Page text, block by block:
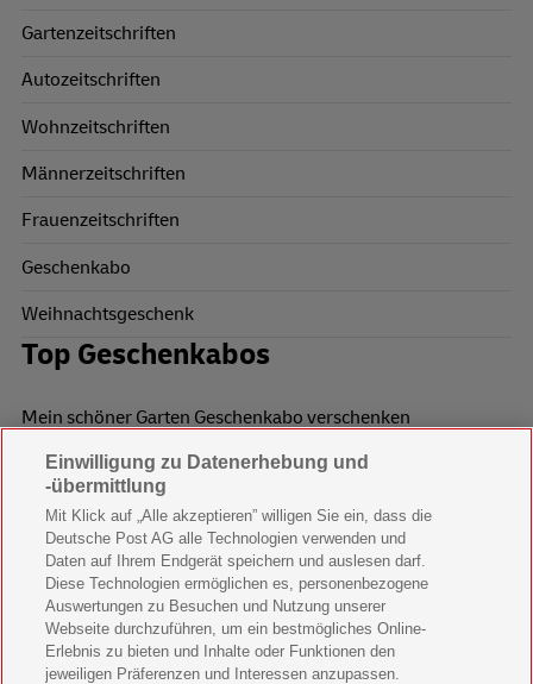
Gartenzeitschriften
Autozeitschriften
Wohnzeitschriften
Männerzeitschriften
Frauenzeitschriften
Geschenkabo
Weihnachtsgeschenk
Top Geschenkabos
Mein schöner Garten Geschenkabo verschenken
Wohnen & Garten Geschenkabo verschenken
Mein schönes Land Geschenkabo verschenken
Bild der Frau Geschenkabo verschenken
11 Freunde Geschenkabo verschenken
LEGO Ninjago Magazin Geschenkabo verschenken
Einwilligung zu Datenerhebung und
-übermittlung
Mit Klick auf „Alle akzeptieren” willigen Sie ein, dass die
Deutsche Post AG alle Technologien verwenden und
Daten auf Ihrem Endgerät speichern und auslesen darf.
Diese Technologien ermöglichen es, personenbezogene
Auswertungen zu Besuchen und Nutzung unserer
Webseite durchzuführen, um ein bestmögliches Online-
Erlebnis zu bieten und Inhalte oder Funktionen den
jeweiligen Präferenzen und Interessen anzupassen.